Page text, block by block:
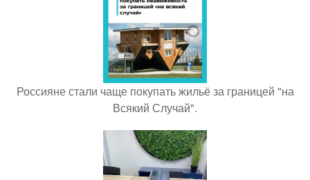
Россияне стали чаще покупать жильё за границей "на
Всякий Случай".